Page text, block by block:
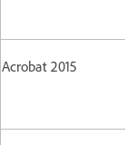
Acrobat 2015